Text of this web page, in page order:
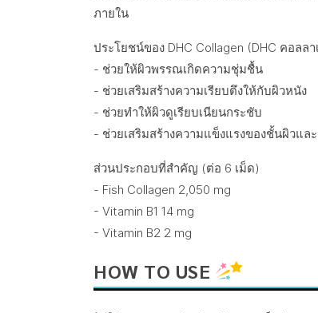
ภายใน
ประโยชน์ของ DHC Collagen (DHC คอลลา
- ช่วยให้ผิวพรรณเกิดความชุ่มชื้น
- ช่วยเสริมสร้างความเรียบตึงให้กับผิวหนัง
- ช่วยทำให้ผิวดูเรียบเนียนกระชับ
- ช่วยเสริมสร้างความแข็งแรงของชั้นผิวแล
ส่วนประกอบที่สำคัญ (ต่อ 6 เม็ด)
- Fish Collagen 2,050 mg
- Vitamin B1 14 mg
- Vitamin B2 2 mg
HOW TO USE